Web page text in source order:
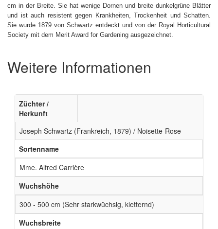
cm in der Breite. Sie hat wenige Dornen und breite dunkelgrüne Blätter
und ist auch resistent gegen Krankheiten, Trockenheit und Schatten.
Sie wurde 1879 von Schwartz entdeckt und von der Royal Horticultural
Society mit dem Merit Award for Gardening ausgezeichnet.
Weitere Informationen
Züchter /
Herkunft
Joseph Schwartz (Frankreich, 1879) / Noisette-Rose
Sortenname
Mme. Alfred Carrière
Wuchshöhe
300 - 500 cm (Sehr starkwüchsig, kletternd)
Wuchsbreite